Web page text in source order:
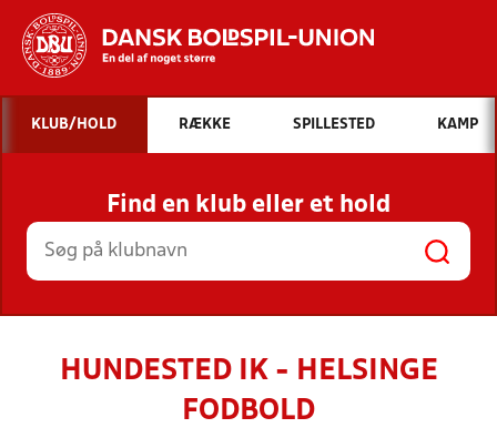
Hvad vil du søge efter?
INDHOLD OG NYHEDER
STILLINGER, RESULTATER, KLUBBER OG
HOLD
KLUB/HOLD RÆKKE SPILLESTED KAMP
Find en klub eller et hold
HUNDESTED IK - HELSINGE
FODBOLD